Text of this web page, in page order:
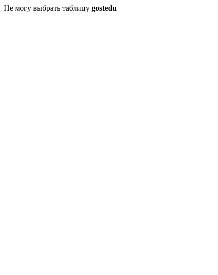
Не могу выбрать таблицу gostedu